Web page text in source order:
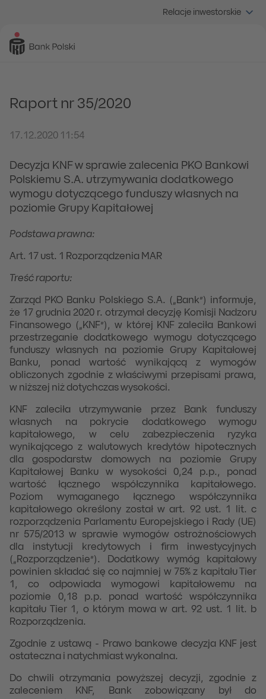
Relacje inwestorskie
Raport nr 35/2020
17.12.2020 11:54
Decyzja KNF w sprawie zalecenia PKO Bankowi
Polskiemu S.A. utrzymywania dodatkowego
wymogu dotyczącego funduszy własnych na
poziomie Grupy Kapitałowej
Podstawa prawna:
Art. 17 ust. 1 Rozporządzenia MAR
Treść raportu:
Zarząd PKO Banku Polskiego S.A. („Bank”) informuje,
że 17 grudnia 2020 r. otrzymał decyzję Komisji Nadzoru
Finansowego („KNF”), w której KNF zaleciła Bankowi
przestrzeganie dodatkowego wymogu dotyczącego
funduszy własnych na poziomie Grupy Kapitałowej
Banku, ponad wartość wynikającą z wymogów
obliczonych zgodnie z właściwymi przepisami prawa,
w niższej niż dotychczas wysokości.
KNF zaleciła utrzymywanie przez Bank funduszy
własnych na pokrycie dodatkowego wymogu
kapitałowego, w celu zabezpieczenia ryzyka
wynikającego z walutowych kredytów hipotecznych
dla gospodarstw domowych na poziomie Grupy
Kapitałowej Banku w wysokości 0,24 p.p., ponad
wartość łącznego współczynnika kapitałowego.
Poziom wymaganego łącznego współczynnika
kapitałowego określony został w art. 92 ust. 1 lit. c
rozporządzenia Parlamentu Europejskiego i Rady (UE)
nr 575/2013 w sprawie wymogów ostrożnościowych
dla instytucji kredytowych i firm inwestycyjnych
(„Rozporządzenie”). Dodatkowy wymóg kapitałowy
powinien składać się co najmniej w 75% z kapitału Tier
1, co odpowiada wymogowi kapitałowemu na
poziomie 0,18 p.p. ponad wartość współczynnika
kapitału Tier 1, o którym mowa w art. 92 ust. 1 lit. b
Rozporządzenia.
Zgodnie z ustawą - Prawo bankowe decyzja KNF jest
ostateczna i natychmiast wykonalna.
Do chwili otrzymania powyższej decyzji, zgodnie z
zaleceniem KNF, Bank zobowiązany był do